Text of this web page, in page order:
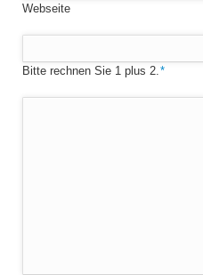
Webseite
Bitte rechnen Sie 1 plus 2.*